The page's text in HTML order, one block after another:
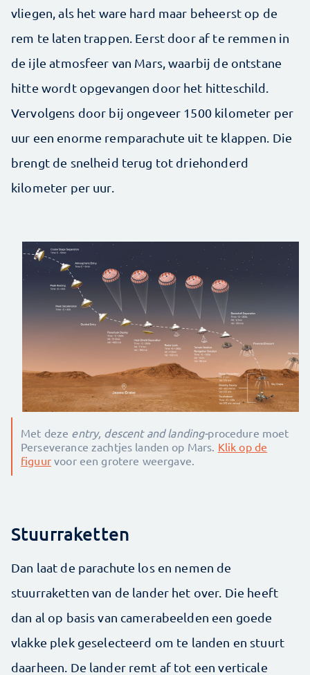
vliegen, als het ware hard maar beheerst op de
rem te laten trappen. Eerst door af te remmen in
de ijle atmosfeer van Mars, waarbij de ontstane
hitte wordt opgevangen door het hitteschild.
Vervolgens door bij ongeveer 1500 kilometer per
uur een enorme remparachute uit te klappen. Die
brengt de snelheid terug tot driehonderd
kilometer per uur.
Met deze entry, descent and landing-procedure moet
Perseverance zachtjes landen op Mars. Klik op de
figuurvoor een grotere weergave.
Stuurraketten
Dan laat de parachute los en nemen de
stuurraketten van de lander het over. Die heeft
dan al op basis van camerabeelden een goede
vlakke plek geselecteerd om te landen en stuurt
daarheen. De lander remt af tot een verticale